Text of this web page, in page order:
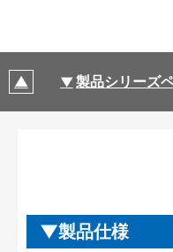
製品シリーズ
製品仕様